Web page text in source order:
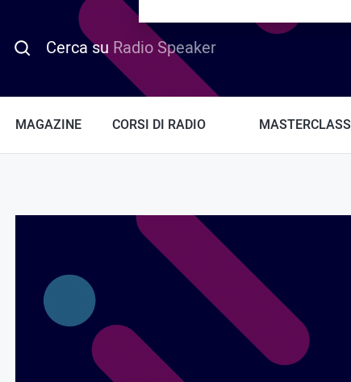
Cerca su Radio Speaker
MAGAZINE CORSI DI RADIO MASTERCLASS